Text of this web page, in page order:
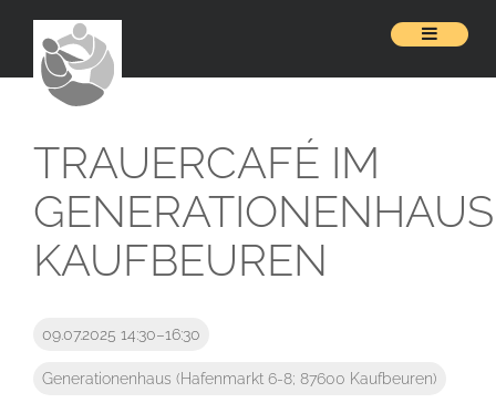
TRAUERCAFÉ IM
GENERATIONENHAUS
KAUFBEUREN
09.07.2025 14:30–16:30
Generationenhaus (Hafenmarkt 6-8; 87600 Kaufbeuren)